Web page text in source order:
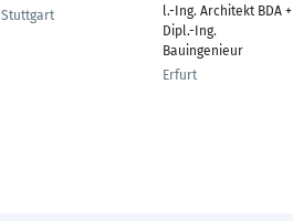
Stuttgart
l.-Ing. Architekt BDA +
Dipl.-Ing.
Bauingenieur
Erfurt